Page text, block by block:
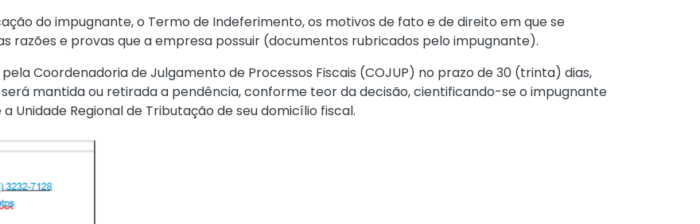
do impugnante, o Termo de Indeferimento, os motivos de fato e de direito em que se
razões e provas que a empresa possuir (documentos rubricados pelo impugnante).
Coordenadoria de Julgamento de Processos Fiscais (COJUP) no prazo de 30 (trinta) dias,
será mantida ou retirada a pendência, conforme teor da decisão, cientificando-se o impugnante
Unidade Regional de Tributação de seu domicílio fiscal.